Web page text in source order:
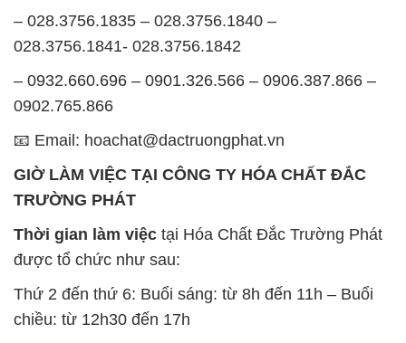
– 028.3756.1835 – 028.3756.1840 –
028.3756.1841- 028.3756.1842
– 0932.660.696 – 0901.326.566 – 0906.387.866 –
0902.765.866
📧 Email: hoachat@dactruongphat.vn
GIỜ LÀM VIỆC TẠI CÔNG TY HÓA CHẤT ĐẮC
TRƯỜNG PHÁT
Thời gian làm việc tại Hóa Chất Đắc Trường Phát
được tổ chức như sau:
Thứ 2 đến thứ 6: Buổi sáng: từ 8h đến 11h – Buổi
chiều: từ 12h30 đến 17h